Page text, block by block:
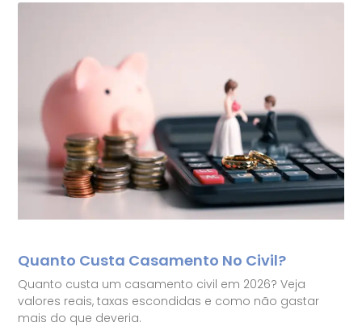
Quanto Custa Casamento No Civil?
Quanto custa um casamento civil em 2026? Veja
valores reais, taxas escondidas e como não gastar
mais do que deveria.